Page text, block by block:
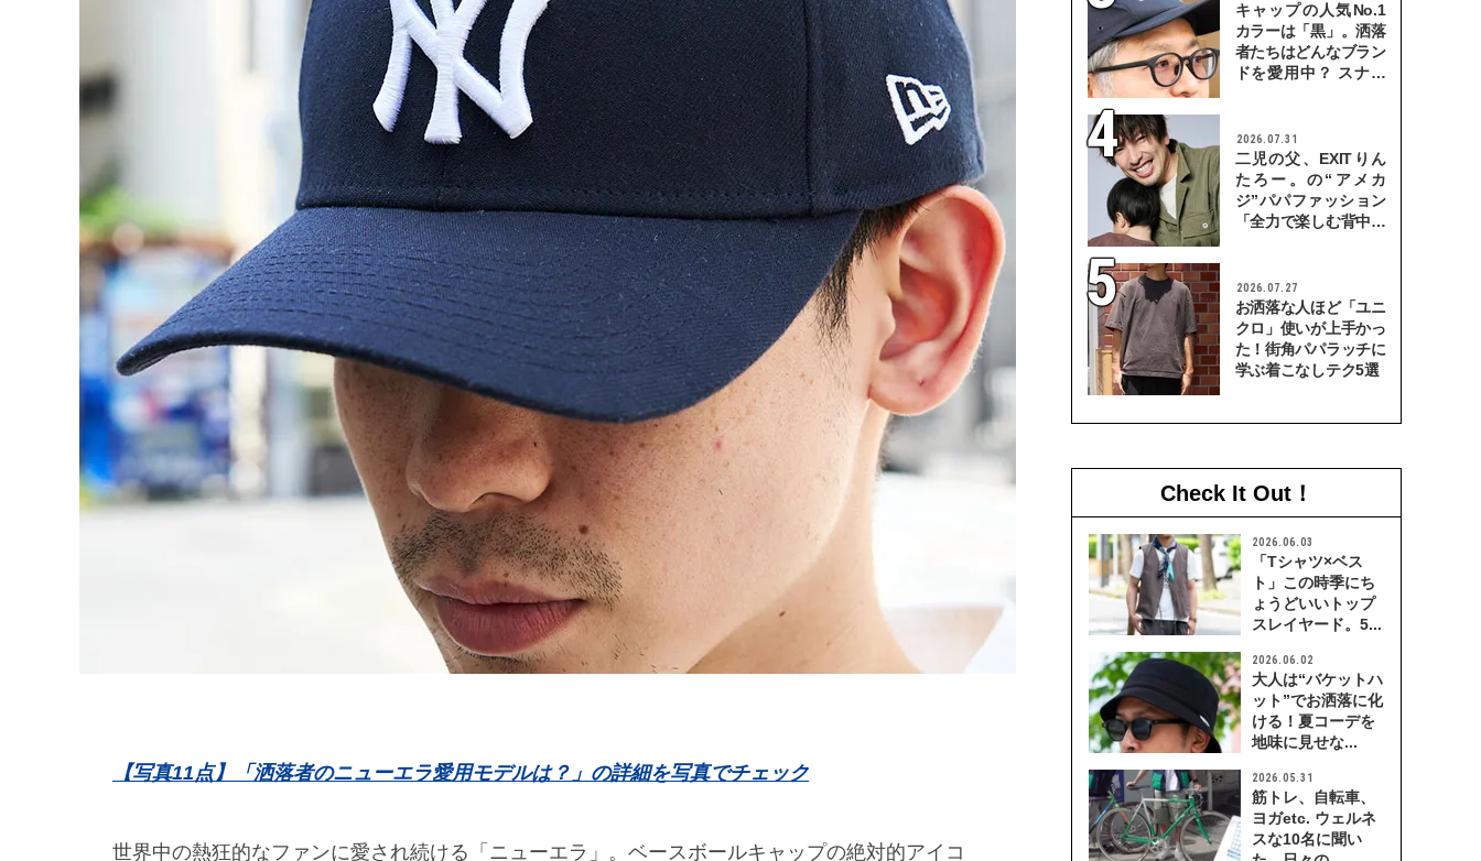
【写真11点】「洒落者のニューエラ愛用モデルは？」の詳細を写真でチェック
世界中の熱狂的なファンに愛され続ける「ニューエラ」。ベースボールキャップの絶対的アイコ
キャップの人気No.1
カラーは「黒」。洒落
者たちはどんなブラン
ドを愛用中？ スナッ
2026.07.31
二児の父、EXITりん
たろー。の“アメカ
ジ”パパファッション
「全力で楽しむ背中を
2026.07.27
お洒落な人ほど「ユニ
クロ」使いが上手かっ
た！街角パパラッチに
学ぶ着こなしテク5選
Check It Out！
2026.06.03
「Tシャツ×ベス
ト」この時季にち
ょうどいいトップ
スレイヤード。5...
2026.06.02
大人は“バケットハ
ット”でお洒落に化
ける！夏コーデを
地味に見せな...
2026.05.31
筋トレ、自転車、
ヨガetc. ウェルネ
スな10名に聞い